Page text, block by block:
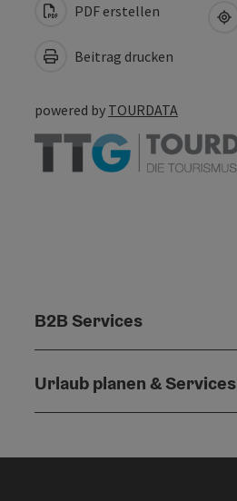
PDF erstellen
Beitrag drucken
powered by TOURDATA
B2B Services
Urlaub planen & Services